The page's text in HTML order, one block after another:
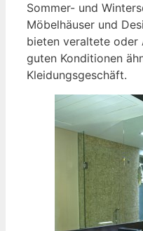
Sommer- und
Möbelhäuser und
bieten veraltete oder
guten Konditionen
Kleidungsgeschäft.